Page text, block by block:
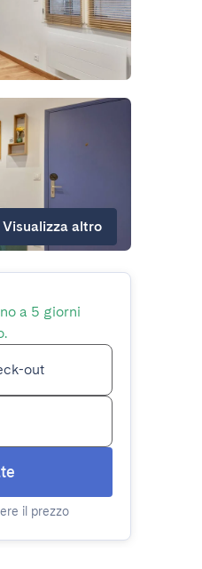
Visualizza altro
a 5 giorni
out
il prezzo